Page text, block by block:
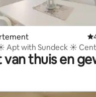
van 5 op 5, 37
Apt with Sundeck ☀
☀ ACthuis en